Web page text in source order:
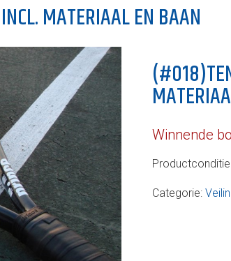
MATERIAAL EN BAAN
Winnende
Categorie: